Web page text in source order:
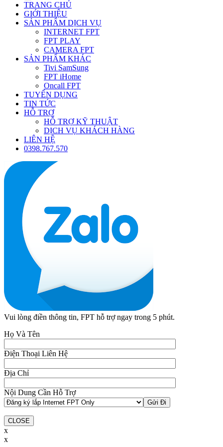
TRANG CHỦ
GIỚI THIỆU
SẢN PHẨM DỊCH VỤ
INTERNET FPT
FPT PLAY
CAMERA FPT
SẢN PHẨM KHÁC
Tivi SamSung
FPT iHome
Oncall FPT
TUYỂN DỤNG
TIN TỨC
HỖ TRỢ
HỖ TRỢ KỸ THUẬT
DỊCH VỤ KHÁCH HÀNG
LIÊN HỆ
0398.767.570
Vui lòng điền thông tin, FPT hỗ trợ ngay trong 5 phút.
Họ Và Tên
Điện Thoại Liên Hệ
Địa Chỉ
Nội Dung Cần Hỗ Trợ
CLOSE
x
x